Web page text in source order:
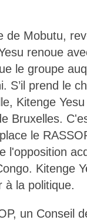
de Mobutu,
renoue
le groupe
S’il prend le
Kitenge
Bruxelles.
le
l'opposition
Kitenge
à la politique.
un Conseil